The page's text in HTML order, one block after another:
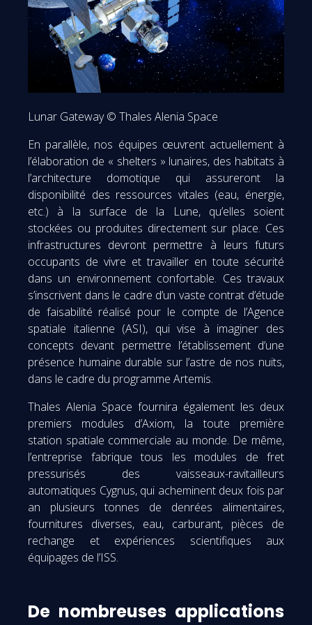
Lunar Gateway © Thales Alenia Space
En parallèle, nos équipes œuvrent actuellement à
l’élaboration de « shelters » lunaires, des habitats à
l’architecture domotique qui assureront la
disponibilité des ressources vitales (eau, énergie,
etc.) à la surface de la Lune, qu’elles soient
stockées ou produites directement sur place. Ces
infrastructures devront permettre à leurs futurs
occupants de vivre et travailler en toute sécurité
dans un environnement confortable. Ces travaux
s’inscrivent dans le cadre d’un vaste contrat d’étude
de faisabilité réalisé pour le compte de l’Agence
spatiale italienne (ASI), qui vise à imaginer des
concepts devant permettre l’établissement d’une
présence humaine durable sur l’astre de nos nuits,
dans le cadre du programme Artemis.
Thales Alenia Space fournira également les deux
premiers modules d’Axiom, la toute première
station spatiale commerciale au monde. De même,
l’entreprise fabrique tous les modules de fret
pressurisés des vaisseaux-ravitailleurs
automatiques Cygnus, qui acheminent deux fois par
an plusieurs tonnes de denrées alimentaires,
fournitures diverses, eau, carburant, pièces de
rechange et expériences scientifiques aux
équipages de l’ISS.
De nombreuses applications